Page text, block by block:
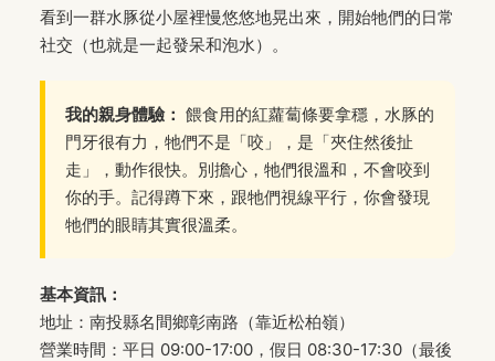
看到一群水豚從小屋裡慢悠悠地晃出來，開始牠們的日常
社交（也就是一起發呆和泡水）。
我的親身體驗： 餵食用的紅蘿蔔條要拿穩，水豚的
門牙很有力，牠們不是「咬」，是「夾住然後扯
走」，動作很快。別擔心，牠們很溫和，不會咬到
你的手。記得蹲下來，跟牠們視線平行，你會發現
牠們的眼睛其實很溫柔。
基本資訊：
地址：南投縣名間鄉彰南路（靠近松柏嶺）
營業時間：平日 09:00-17:00，假日 08:30-17:30（最後